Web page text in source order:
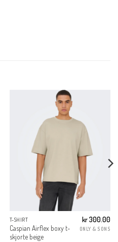
T-SHIRT
Caspian Airflex boxy t-
skjorte beige
kr300.00
ONLY & SONS